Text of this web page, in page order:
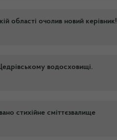
області очолив новий керівник!
водосховищі.
стихійне сміттєзвалище